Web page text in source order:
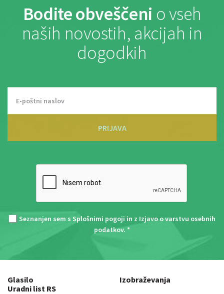
Bodite obveščeni o vseh
naših novostih, akcijah in
dogodkih
PRIJAVA
Seznanjen sem s Splošnimi pogoji in z Izjavo o varstvu osebnih
podatkov. *
Glasilo
Uradni list RS
Izobraževanja